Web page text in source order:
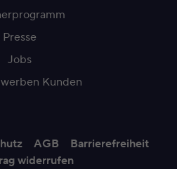
Presse
Jobs
Kunden
AGB
Barrierefreiheit
widerrufen